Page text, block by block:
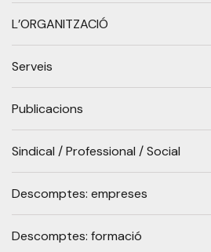
L’ORGANITZACIÓ
Serveis
Publicacions
Sindical / Professional / Social
Descomptes: empreses
Descomptes: formació